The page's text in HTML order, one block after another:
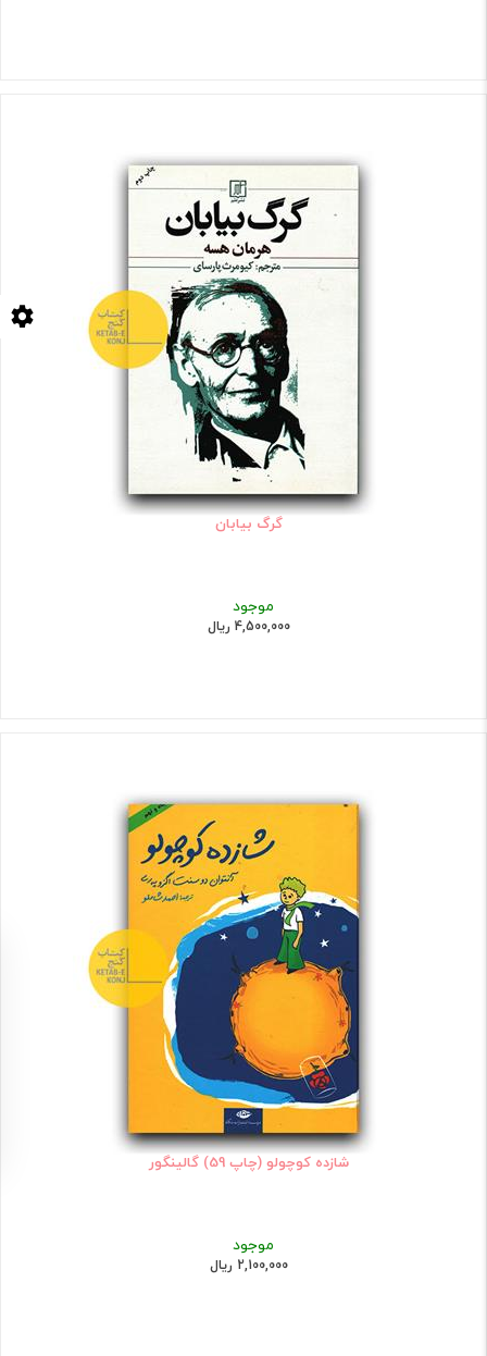
گرگ بیابان
موجود
4,500,000 ریال
شازده کوچولو (چاپ 59) گالینگور
موجود
2,100,000 ریال